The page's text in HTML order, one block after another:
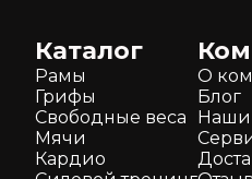
Каталог
Рамы
Грифы
Свободные веса
Мячи
Кардио
О
Блог
Наши